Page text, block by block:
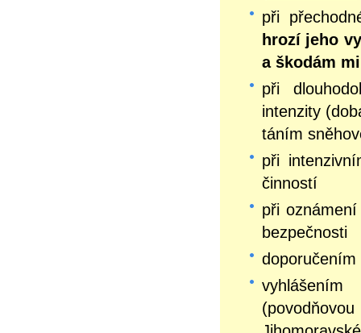
při
hrozí jeho
a škodám
při
intenzity
táním
při
činností
při
bezpečnosti